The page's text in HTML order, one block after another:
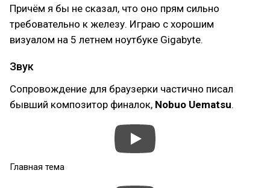
Причём я бы не сказал, что оно прям сильно
требовательно к железу. Играю с хорошим
визуалом на 5 летнем ноутбуке Gigabyte.
Звук
Сопровождение для браузерки частично писал
бывший композитор финалок, Nobuo Uematsu.
Главная тема